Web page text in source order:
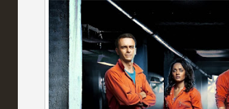
MOLTISANTI
Recomendación de la semana